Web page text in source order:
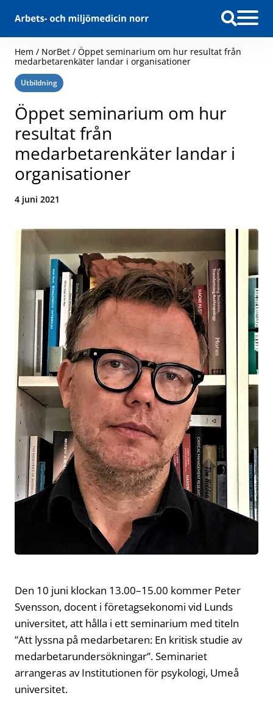
Hem / NorBet / Öppet seminarium om hur resultat från
medarbetarenkäter landar i organisationer
Kategori:
Utbildning
Öppet seminarium om hur
resultat från
medarbetarenkäter landar i
organisationer
Datum:
4 juni 2021
Den 10 juni klockan 13.00–15.00 kommer Peter
Svensson, docent i företagsekonomi vid Lunds
universitet, att hålla i ett seminarium med titeln
”Att lyssna på medarbetaren: En kritisk studie av
medarbetarundersökningar”. Seminariet
arrangeras av Institutionen för psykologi, Umeå
universitet.